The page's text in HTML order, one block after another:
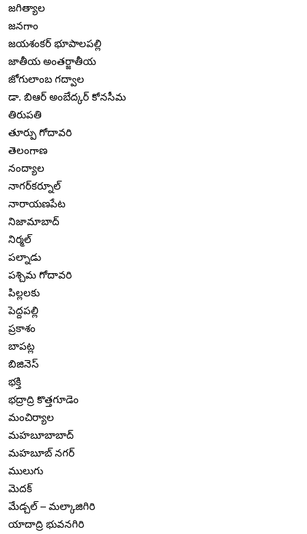
జగిత్యాల
జనగాం
జయశంకర్ భూపాలపల్లి
జాతీయ అంతర్జాతీయ
జోగులాంబ గద్వాల
డా. బిఆర్ అంబేద్కర్ కోనసీమ
తిరుపతి
తూర్పు గోదావరి
తెలంగాణ
నంద్యాల
నాగర్‌కర్నూల్
నారాయణపేట
నిజామాబాద్
నిర్మల్
పల్నాడు
పశ్చిమ గోదావరి
పిల్లలకు
పెద్దపల్లి
ప్రకాశం
బాపట్ల
బిజినెస్
భక్తి
భద్రాద్రి కొత్తగూడెం
మంచిర్యాల
మహబూబాబాద్
మహబూబ్ నగర్
ములుగు
మెదక్
మేడ్చల్ – మల్కాజిగిరి
యాదాద్రి భువనగిరి